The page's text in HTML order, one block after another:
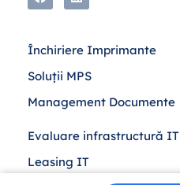
Închiriere Imprimante
Soluții MPS
Management Documente
Evaluare infrastructură IT
Leasing IT